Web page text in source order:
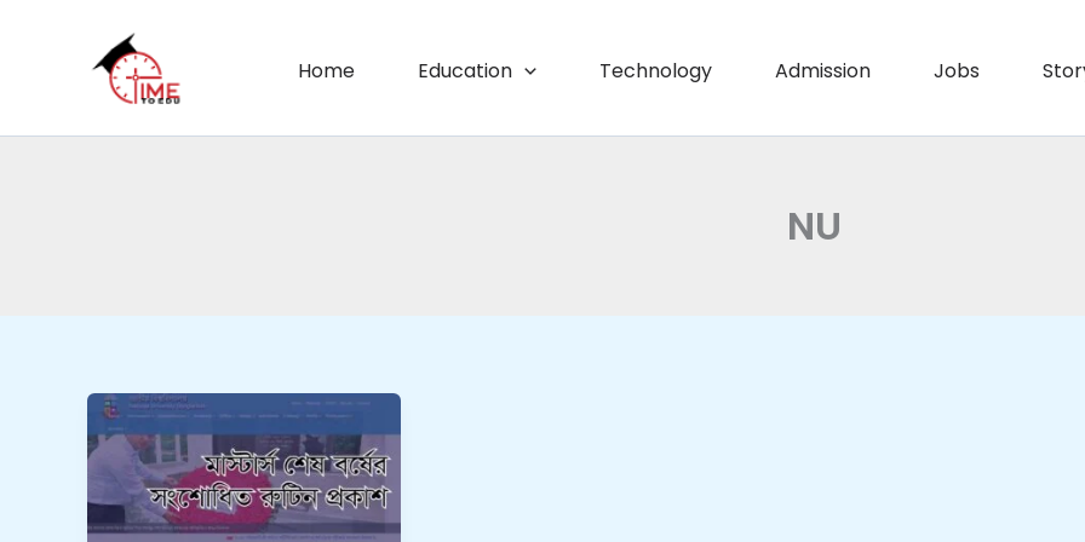
Home Education Technology Admission Jobs
NU